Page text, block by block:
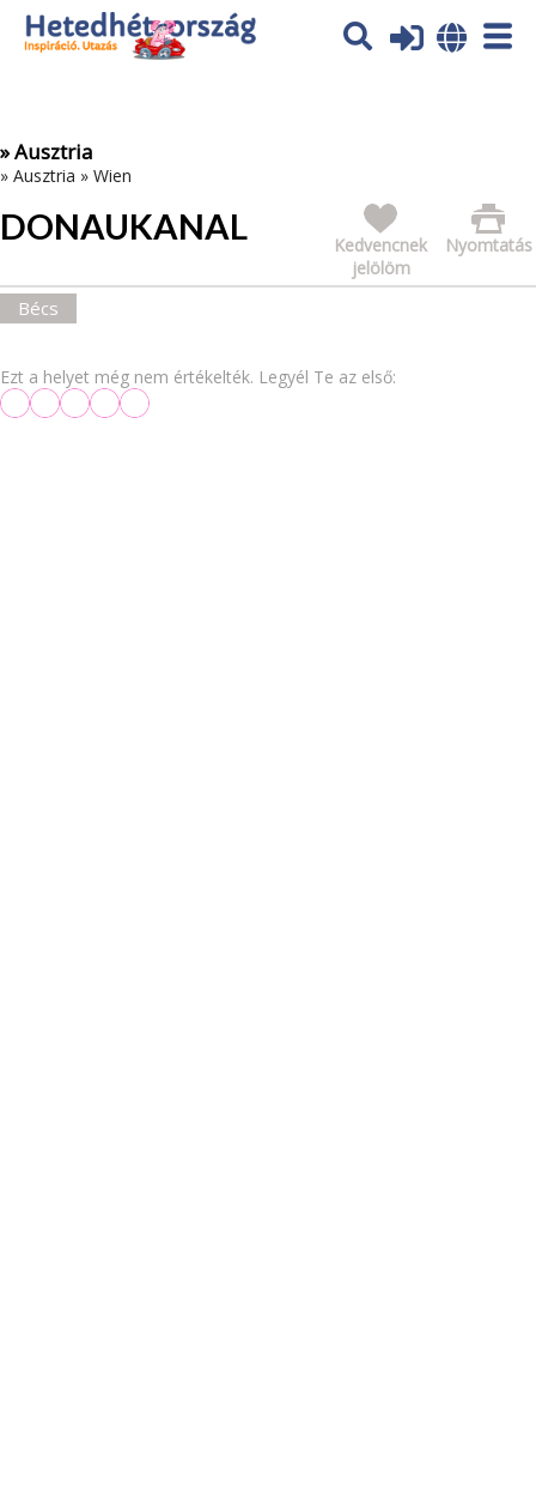
Az oldal sütiket (cookies) használ. További tájékoztatás itt:
Adatvédelmi tájékoztató
» Ausztria
» Ausztria » Wien
DONAUKANAL Nyomtatás
Kedvencnek
jelölöm
Bécs
Ezt a helyet még nem értékelték. Legyél Te az első: